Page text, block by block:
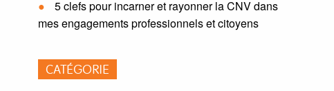
5 clefs pour incarner et rayonner la CNV dans
mes engagements professionnels et citoyens
CATÉGORIE